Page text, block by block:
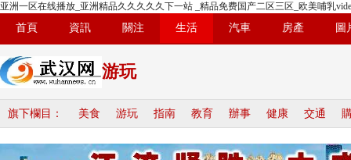
亚洲一区在线播放_亚洲精品久久久久久下一站 _精品免费国产二区三区_欧美哺乳
首頁 資訊 關注 生活 汽車 房產 圖
游玩
旗下欄目： 美食 游玩 指南 教育 辦事 健康 交通